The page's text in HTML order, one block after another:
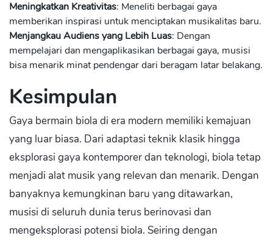
Meningkatkan Kreativitas: Meneliti berbagai gaya
memberikan inspirasi untuk menciptakan musikalitas baru.
Menjangkau Audiens yang Lebih Luas: Dengan
mempelajari dan mengaplikasikan berbagai gaya, musisi
bisa menarik minat pendengar dari beragam latar belakang.
Kesimpulan
Gaya bermain biola di era modern memiliki kemajuan
yang luar biasa. Dari adaptasi teknik klasik hingga
eksplorasi gaya kontemporer dan teknologi, biola tetap
menjadi alat musik yang relevan dan menarik. Dengan
banyaknya kemungkinan baru yang ditawarkan,
musisi di seluruh dunia terus berinovasi dan
mengeksplorasi potensi biola. Seiring dengan